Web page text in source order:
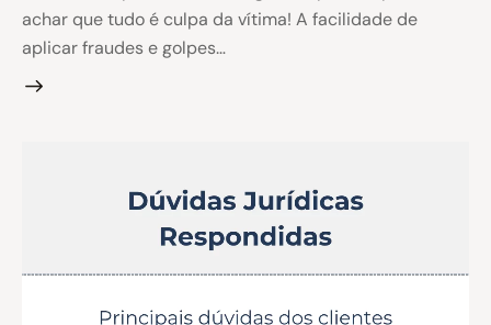
achar que tudo é culpa da vítima! A facilidade de
aplicar fraudes e golpes…